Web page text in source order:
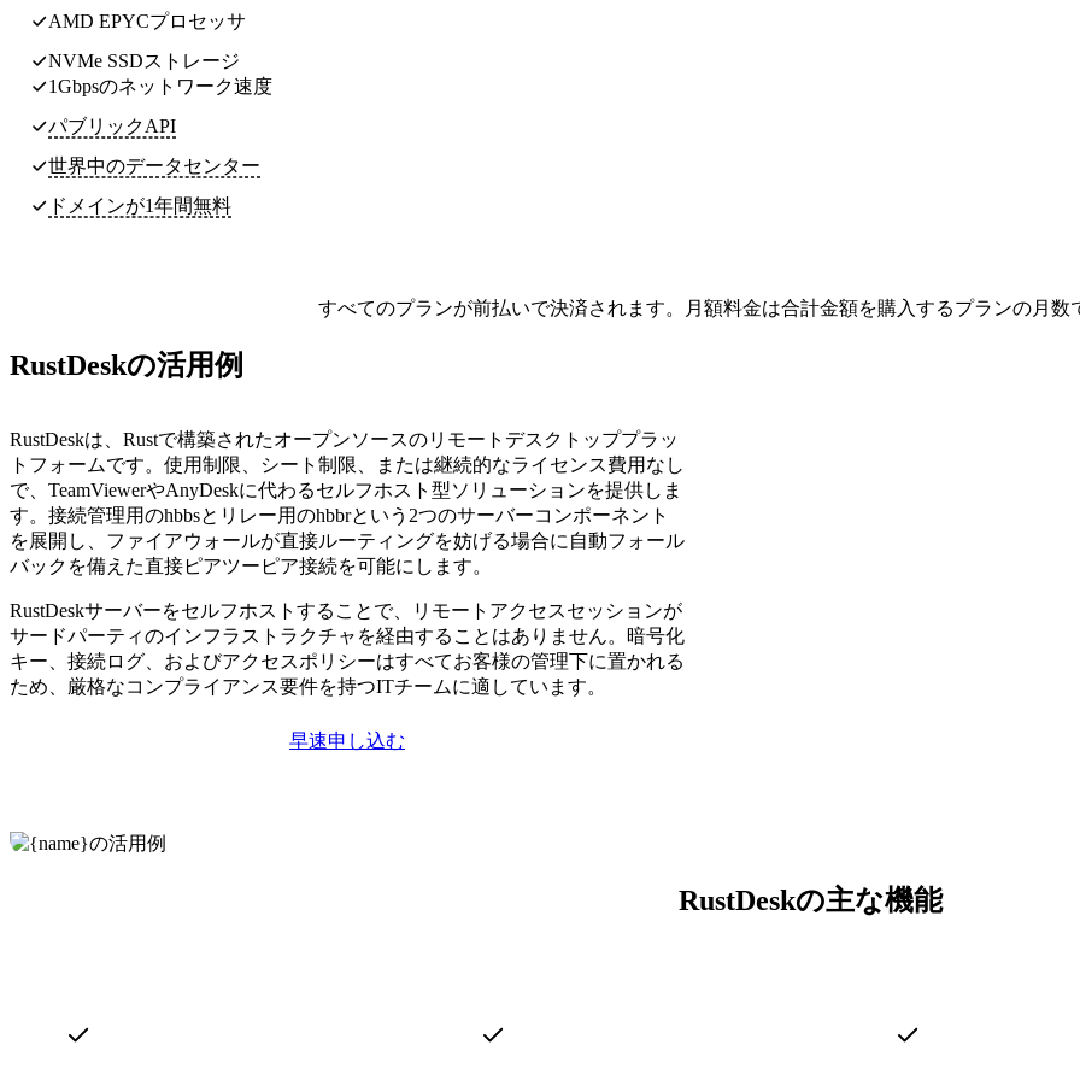
AMD EPYCプロセッサ
NVMe SSDストレージ
1Gbpsのネットワーク速度
パブリックAPI
世界中のデータセンター
ドメインが1年間無料
すべてのプランが前払いで決済されます。月額料金は合計金額を購入するプランの月数
RustDeskの活用例
RustDeskは、Rustで構築されたオープンソースのリモートデスクトッププラッ
トフォームです。使用制限、シート制限、または継続的なライセンス費用なし
で、TeamViewerやAnyDeskに代わるセルフホスト型ソリューションを提供しま
す。接続管理用のhbbsとリレー用のhbbrという2つのサーバーコンポーネント
を展開し、ファイアウォールが直接ルーティングを妨げる場合に自動フォール
バックを備えた直接ピアツーピア接続を可能にします。
RustDeskサーバーをセルフホストすることで、リモートアクセスセッションが
サードパーティのインフラストラクチャを経由することはありません。暗号化
キー、接続ログ、およびアクセスポリシーはすべてお客様の管理下に置かれる
ため、厳格なコンプライアンス要件を持つITチームに適しています。
早速申し込む
RustDeskの主な機能